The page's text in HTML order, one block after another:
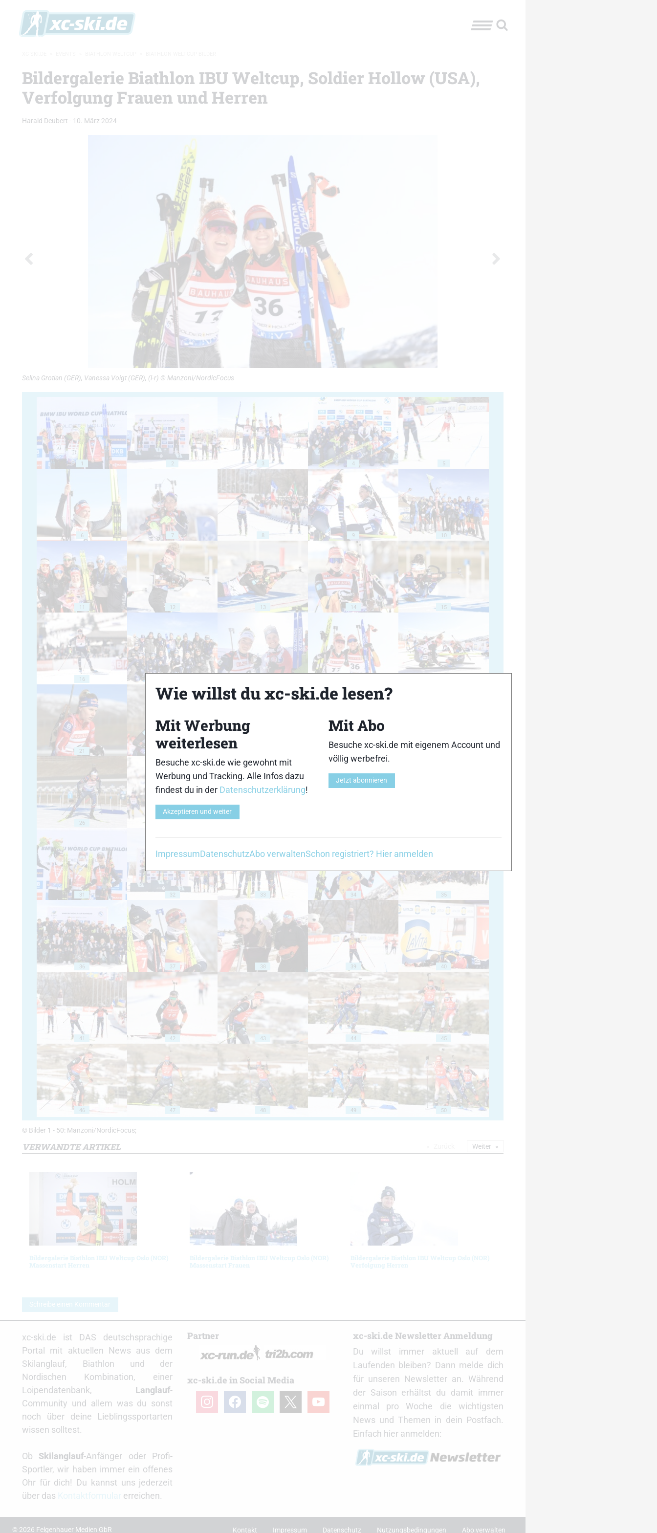
Bildergalerie Biathlon IBU Weltcup, Soldier Hollow (USA),
Verfolgung Frauen und Herren
Harald Deubert - 10. März 2024
Selina Grotian (GER), Vanessa Voigt (GER), (l-r) © Manzoni/NordicFocus
1 2 3 4 5
6 7 8 9 10
11 12 13 14 15
16
21 22
26
31 32 33 34 35
36 37 38 39 40
41 42 43 44 45
46 47 48 49 50
© Bilder 1 - 50: Manzoni/NordicFocus;
VERWANDTE ARTIKEL
Bildergalerie Biathlon IBU Weltcup Oslo (NOR)
Massenstart Herren
Bildergalerie Biathlon IBU Weltcup Oslo (NOR)
Massenstart Frauen
Bildergalerie Biathlon IBU Weltcup Oslo (NOR)
Verfolgung Herren
Weiter
Schreibe einen Kommentar
xc-ski.de ist DAS deutschsprachige
Portal mit aktuellen News aus dem
Skilanglauf, Biathlon und der
Nordischen Kombination, einer
Loipendatenbank, Langlauf-
Community und allem was du sonst
noch über deine Lieblingssportarten
wissen solltest.
Ob Skilanglauf-Anfänger oder Profi-
Sportler, wir haben immer ein offenes
Ohr für dich! Du kannst uns jederzeit
über das
erreichen.
Partner
xc-ski.de in Social Media
instagramfacebookspotify youtube
xc-ski.de Newsletter Anmeldung
Du willst immer aktuell auf dem
Laufenden bleiben? Dann melde dich
für unseren Newsletter an. Während
der Saison erhältst du damit immer
einmal pro Woche die wichtigsten
News und Themen in dein Postfach.
Einfach hier anmelden:
© 2026 Felgenhauer Medien GbR Kontakt Impressum Datenschutz Nutzungsbedingungen Abo verwalten
Wie willst du xc-ski.de lesen?
Mit Werbung
weiterlesen
Besuche xc-ski.de wie gewohnt mit
Werbung und Tracking. Alle Infos dazu
findest du in der Datenschutzerklärung!
Akzeptieren und weiter
Mit Abo
Besuche xc-ski.de mit eigenem Account und
völlig werbefrei.
Jetzt abonnieren
ImpressumDatenschutzAbo verwaltenSchon registriert? Hier anmelden